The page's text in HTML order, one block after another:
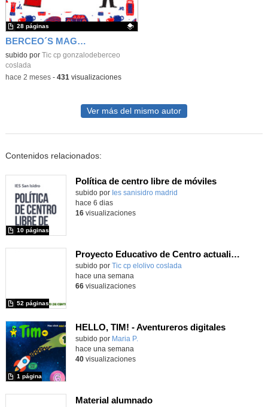
BERCEO´S MAGAZINE
Contenido educativo.
subido por Tic cp gonzalodeberceo
coslada
28 páginas
-hace 2 meses- 431 visualizaciones
Ver más del mismo autor
Contenidos relacionados:
Política de centro libre de móviles
subido por Ies sanisidro madrid
10 páginas
hace 6 dias
16visualizaciones
Proyecto Educativo de Centro actualizado 2026
subido por Tic cp elolivo coslada
52 páginas
hace una semana
66visualizaciones
HELLO, TIM! - Aventureros digitales
Contenido educativo.
subido por Maria P.
1 página
hace una semana
40visualizaciones
Material alumnado